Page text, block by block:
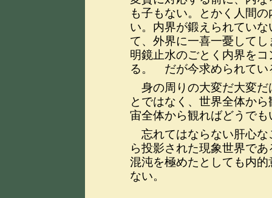
も子もない。とかく人間
い。内界が鍛えられてい
て、外界に一喜一憂して
明鏡止水のごとく内界を
る。 だが今求められてい
身の周りの大変だ大変だ
とではなく、世界全体か
宙全体から観ればどうで
忘れてはならない肝心な
ら投影された現象世界で
混沌を極めたとしても内
ない。